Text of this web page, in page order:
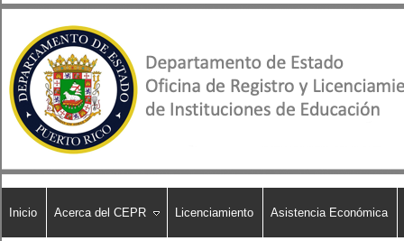
Inicio Acerca del CEPR Licenciamiento Asistencia Económica